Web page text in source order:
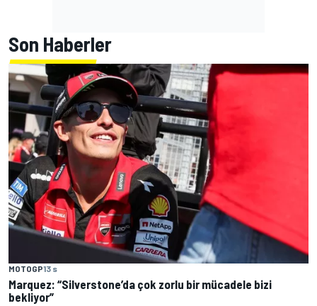
Son Haberler
MOTOGP13 s
Marquez: “Silverstone’da çok zorlu bir mücadele bizi
bekliyor”